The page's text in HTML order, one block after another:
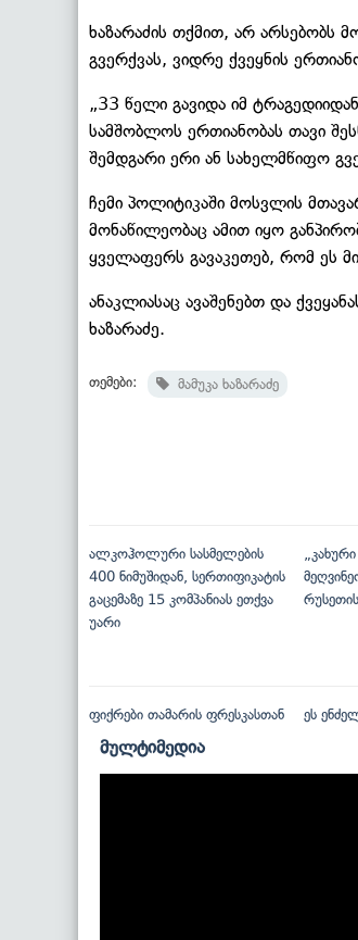
ხაზარაძის თქმით, არ არსებობს
გვერქვას, ვიდრე ქვეყნის
„33 წელი გავიდა იმ
სამშობლოს ერთიანობას თავი
შემდგარი ერი ან სახელმწიფო
ჩემი პოლიტიკაში მოსვლის
მონაწილეობაც ამით იყო
ყველაფერს გავაკეთებ, რომ ეს
ანაკლიასაც ავაშენებთ და
ხაზარაძე.
თემები: მამუკა ხაზარაძე
ალკოჰოლური სასმელების
400 ნიმუშიდან, სერთიფიკატის
გაცემაზე 15 კომპანიას ეთქვა
უარი
ფიქრები თამარის ფრესკასთან ეს
მულტიმედია